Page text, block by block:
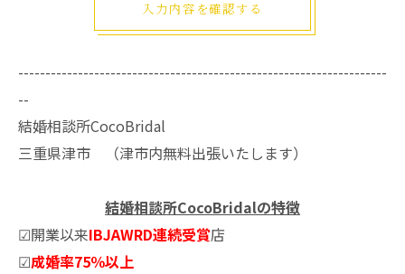
--------------------------------------------------------------------
--
結婚相談所CocoBridal
三重県津市 （津市内無料出張いたします）
結婚相談所CocoBridalの特徴
☑開業以来IBJAWRD連続受賞店
☑成婚率75％以上